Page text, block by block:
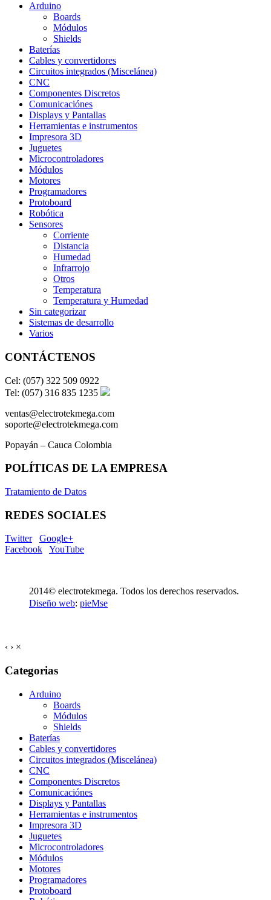
Arduino
Boards
Módulos
Shields
Baterías
Cables y convertidores
Circuitos integrados (Miscelánea)
CNC
Componentes Discretos
Comunicaciónes
Displays y Pantallas
Herramientas e instrumentos
Impresora 3D
Juguetes
Microcontroladores
Módulos
Motores
Programadores
Protoboard
Robótica
Sensores
Corriente
Distancia
Humedad
Infrarrojo
Otros
Temperatura
Temperatura y Humedad
Sin categorizar
Sistemas de desarrollo
Varios
CONTÁCTENOS
Cel: (057) 322 509 0922
Tel: (057) 316 835 1235
ventas@electrotekmega.com
soporte@electrotekmega.com
Popayán – Cauca Colombia
POLÍTICAS DE LA EMPRESA
Tratamiento de Datos
REDES SOCIALES
Twitter
Google+
Facebook
YouTube
2014© electrotekmega. Todos los derechos reservados.
Diseño web: pieMse
‹ › ×
Categorias
Arduino
Boards
Módulos
Shields
Baterías
Cables y convertidores
Circuitos integrados (Miscelánea)
CNC
Componentes Discretos
Comunicaciónes
Displays y Pantallas
Herramientas e instrumentos
Impresora 3D
Juguetes
Microcontroladores
Módulos
Motores
Programadores
Protoboard